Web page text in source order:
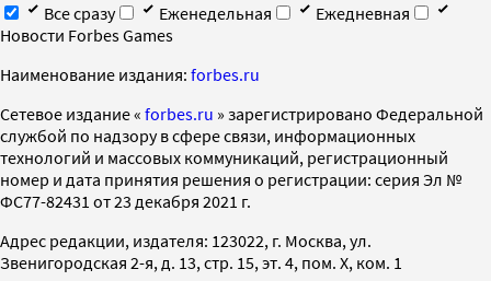
Все сразу
Еженедельная
Ежедневная
Новости Forbes Games
Наименование издания: forbes.ru
Cетевое издание « forbes.ru » зарегистрировано Федеральной
службой по надзору в сфере связи, информационных
технологий и массовых коммуникаций, регистрационный
номер и дата принятия решения о регистрации: серия Эл №
ФС77-82431 от 23 декабря 2021 г.
Адрес редакции, издателя: 123022, г. Москва, ул.
Звенигородская 2-я, д. 13, стр. 15, эт. 4, пом. X, ком. 1